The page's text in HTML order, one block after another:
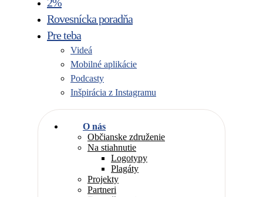
Rovesnícka poradňa
Pre teba
Videá
Mobilné aplikácie
Podcasty
Inšpirácia z Instagramu
O nás
Občianske združenie
Na stiahnutie
Logotypy
Plagáty
Projekty
Partneri